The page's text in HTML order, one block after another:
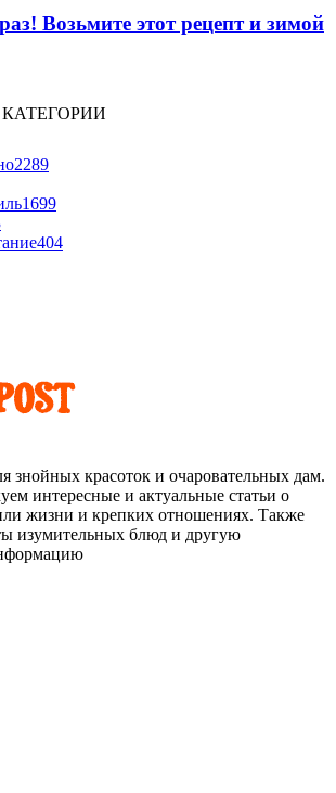
Возьмите этот рецепт и зимой
2289
1699
404
знойных красоток и очаровательных дам.
интересные и актуальные статьи о
жизни и крепких отношениях. Также
изумительных блюд и другую